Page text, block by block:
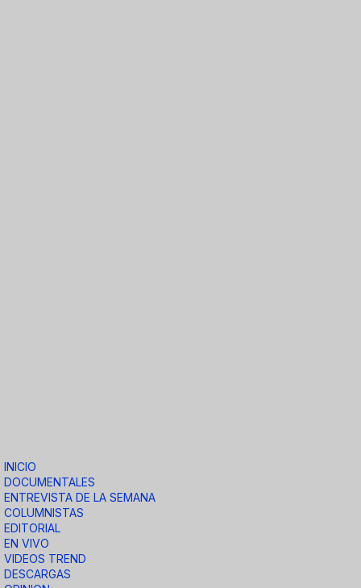
INICIO
DOCUMENTALES
ENTREVISTA DE LA SEMANA
COLUMNISTAS
EDITORIAL
EN VIVO
VIDEOS TREND
DESCARGAS